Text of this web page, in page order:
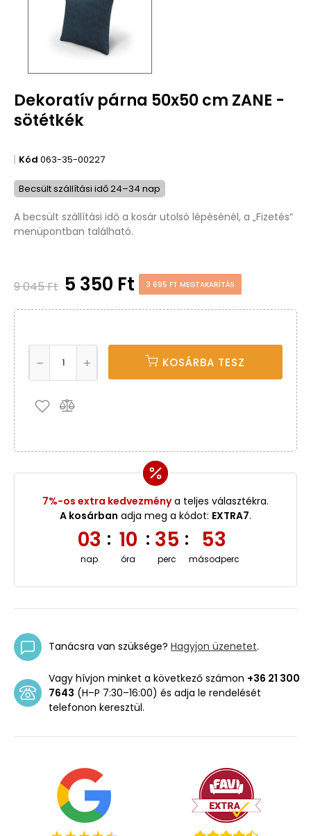
Dekoratív párna 50x50 cm ZANE -
sötétkék
Kód 063-35-00227
Becsült szállítási idő 24–34 nap
A becsült szállítási idő a kosár utolsó lépésénél, a „Fizetés“
menüpontban található.
9 045 Ft 5 350 Ft 3 695 FT MEGTAKARÍTÁS
KOSÁRBA TESZ
7%-os extra kedvezménya teljes választékra.
A kosárban adja meg a kódot: EXTRA7.
03
nap
: 10
óra
: 35
perc
: 52
másodperc
Tanácsra van szüksége? Hagyjon üzenetet.
Vagy hívjon minket a következő számon +36 21 300
7643 (H–P 7:30–16:00) és adja le rendelését
telefonon keresztül.